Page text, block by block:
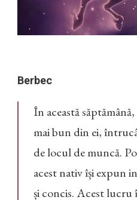
Berbec
În această
mai bun din ei,
de locul de muncă.
acest nativ își expun
și concis. Acest lucru